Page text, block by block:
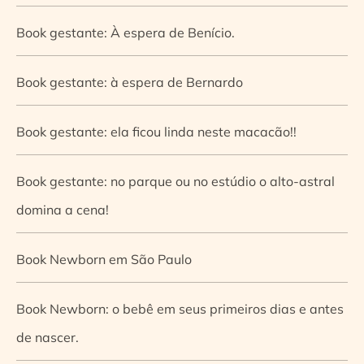
Book gestante: À espera de Benício.
Book gestante: à espera de Bernardo
Book gestante: ela ficou linda neste macacão!!
Book gestante: no parque ou no estúdio o alto-astral
domina a cena!
Book Newborn em São Paulo
Book Newborn: o bebê em seus primeiros dias e antes
de nascer.